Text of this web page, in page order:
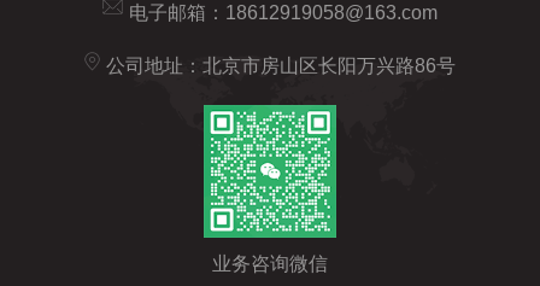
电子邮箱： 18612919058@163.com
公司地址：北京市房山区长阳万兴路86号
业务咨询微信